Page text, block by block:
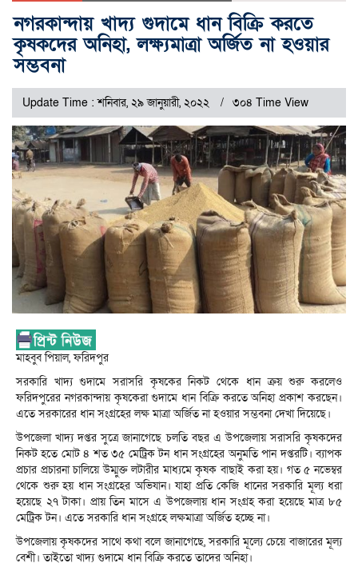
নগরকান্দায় খাদ্য গুদামে ধান বিক্রি করতে
কৃষকদের অনিহা, লক্ষ্যমাত্রা অর্জিত না হওয়ার
সম্ভবনা
Update Time : শনিবার, ২৯ জানুয়ারী, ২০২২ ৩০৪ Time View
মাহবুব পিয়াল, ফরিদপুর
সরকারি খাদ্য গুদামে সরাসরি কৃষকের নিকট থেকে ধান ক্রয় শুরু করলেও
ফরিদপুরের নগরকান্দায় কৃষকেরা গুদামে ধান বিক্রি করতে অনিহা প্রকাশ করছেন।
এতে সরকারের ধান সংগ্রহের লক্ষ মাত্রা অর্জিত না হওয়ার সম্ভবনা দেখা দিয়েছে।
উপজেলা খাদ্য দপ্তর সুত্রে জানাগেছে চলতি বছর এ উপজেলায় সরাসরি কৃষকদের
নিকট হতে মোট ৪ শত ৩৫ মেট্রিক টন ধান সংগ্রহের অনুমতি পান দপ্তরটি। ব্যাপক
প্রচার প্রচারনা চালিয়ে উম্মুক্ত লটারীর মাধ্যমে কৃষক বাছাই করা হয়। গত ৫ নভেম্বর
থেকে শুরু হয় ধান সংগ্রহের অভিযান। যাহা প্রতি কেজি ধানের সরকারি মূল্য ধরা
হয়েছে ২৭ টাকা। প্রায় তিন মাসে এ উপজেলায় ধান সংগ্রহ করা হয়েছে মাত্র ৮৫
মেট্রিক টন। এতে সরকারি ধান সংগ্রহে লক্ষমাত্রা অর্জিত হচ্ছে না।
উপজেলায় কৃষকদের সাথে কথা বলে জানাগেছে, সরকারি মূল্যে চেয়ে বাজারের মূল্য
বেশী। তাইতো খাদ্য গুদামে ধান বিক্রি করতে তাদের অনিহা।